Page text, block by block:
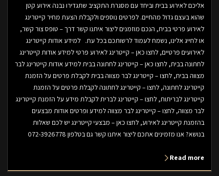
אליכם לאירוע בבית וביחד עם מסגרת התקציב שתגדירו נבנה אירוע קטן
שהוא בעצם גדול מהחיים. לפרטים נוספים ולקבלת הצעת מחיר קייטרינג
לאירוע פרטי בבית, הנכם מוזמנים ליצור איתנו קשר דרך – טופס צור קשר,
או לחייג אלינו, נשמח לעמוד לרשותכם בכל עת. למידע אודות קייטרינג
לאירועים פרטיים, לחצו כאן – קייטרינג לאירוע פרטי למידע אודות קייטרינג
לחתונה בבית, לחצו כאן – קייטרינג לחתונה בבית למידע אודות קייטרינג לבר
מצווה בבית, לחצו – קייטרינג לבר מצווה בבית לקבלת פרטים על הזמנת
קייטרינג לחתונה, לחצו – קייטרינג לחתונה לקבלת פרטים על הזמנת
קייטרינג לבריתות, לחצו – קייטרינג לברית לקבלת מידע על הזמנת קייטרינג
לבר מצווה, לחצו – קייטרינג לבר מצווה למידע ופרטים אודות מבצעים
בהזמנת קייטרינג לאירוע, לחצו כאן – מבצעי קייטרינג יש לכם שאלות
בנושא? אנו מזמינים אתכם ליצור איתנו קשר גם בטלפון 072-3926778
Read more